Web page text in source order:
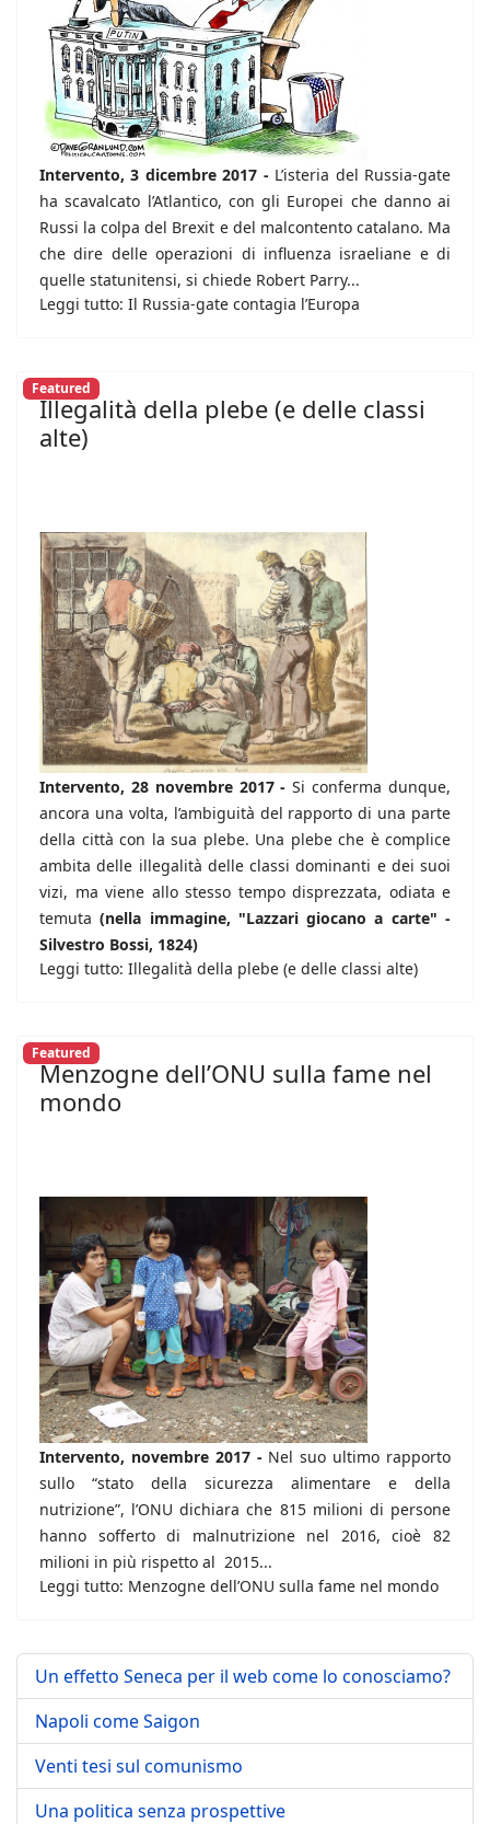
Intervento, 3 dicembre 2017 - L’isteria del Russia-gate
ha scavalcato l’Atlantico, con gli Europei che danno ai
Russi la colpa del Brexit e del malcontento catalano. Ma
che dire delle operazioni di influenza israeliane e di
quelle statunitensi, si chiede Robert Parry...
Leggi tutto: Il Russia-gate contagia l’Europa
Featured
Illegalità della plebe (e delle classi
alte)
Intervento, 28 novembre 2017 -Si conferma dunque,
ancora una volta, l’ambiguità del rapporto di una parte
della città con la sua plebe. Una plebe che è complice
ambita delle illegalità delle classi dominanti e dei suoi
vizi, ma viene allo stesso tempo disprezzata, odiata e
temuta(nella immagine, "Lazzari giocano a carte" -
Silvestro Bossi, 1824)
Leggi tutto: Illegalità della plebe (e delle classi alte)
Featured
Menzogne dell’ONU sulla fame nel
mondo
Intervento, novembre 2017 - Nel suo ultimo rapporto
sullo “stato della sicurezza alimentare e della
nutrizione”, l’ONU dichiara che 815 milioni di persone
hanno sofferto di malnutrizione nel 2016, cioè 82
milioni in più rispetto al 2015...
Leggi tutto: Menzogne dell’ONU sulla fame nel mondo
Un effetto Seneca per il web come lo conosciamo?
Napoli come Saigon
Venti tesi sul comunismo
Una politica senza prospettive